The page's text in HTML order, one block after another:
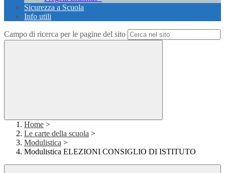
Sicurezza a Scuola
Info utili
Campo di ricerca per le pagine del sito
Home >
Le carte della scuola >
Modulistica >
Modulistica ELEZIONI CONSIGLIO DI ISTITUTO